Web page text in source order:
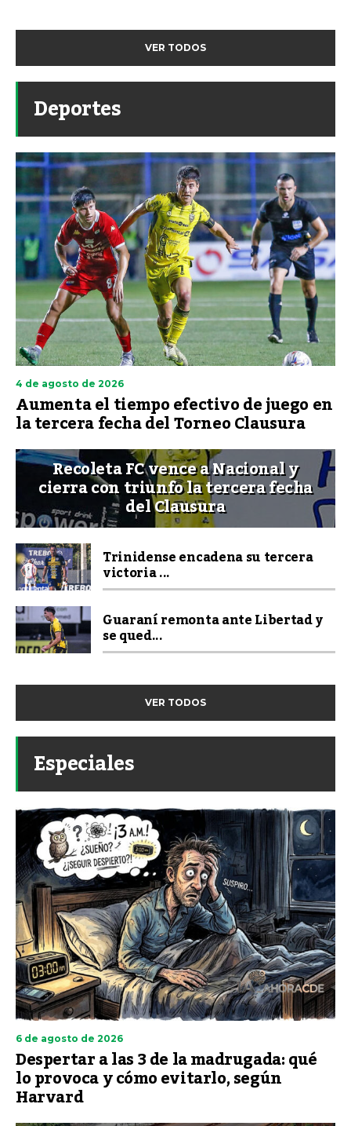
VER TODOS
Deportes
4 de agosto de 2026
Aumenta el tiempo efectivo de juego en
la tercera fecha del Torneo Clausura
Recoleta FC vence a Nacional y
cierra con triunfo la tercera fecha
del Clausura
Trinidense encadena su tercera
victoria ...
Guaraní remonta ante Libertad y
se qued...
VER TODOS
Especiales
6 de agosto de 2026
Despertar a las 3 de la madrugada: qué
lo provoca y cómo evitarlo, según
Harvard